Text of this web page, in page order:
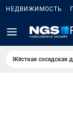
НЕДВИЖИМОСТЬ
Жёсткая соседская